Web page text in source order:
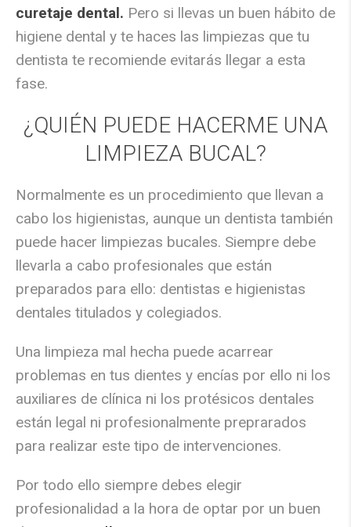
curetaje dental. Pero si llevas un buen hábito de
higiene dental y te haces las limpiezas que tu
dentista te recomiende evitarás llegar a esta
fase.
¿QUIÉN PUEDE HACERME UNA
LIMPIEZA BUCAL?
Normalmente es un procedimiento que llevan a
cabo los higienistas, aunque un dentista también
puede hacer limpiezas bucales. Siempre debe
llevarla a cabo profesionales que están
preparados para ello: dentistas e higienistas
dentales titulados y colegiados.
Una limpieza mal hecha puede acarrear
problemas en tus dientes y encías por ello ni los
auxiliares de clínica ni los protésicos dentales
están legal ni profesionalmente preprarados
para realizar este tipo de intervenciones.
Por todo ello siempre debes elegir
profesionalidad a la hora de optar por un buen